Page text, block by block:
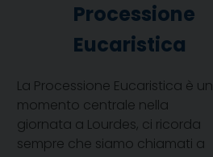
Processione
Eucaristica
La Processione Eucaristica è un
momento centrale nella
giornata a Lourdes, ci ricorda
sempre che siamo chiamati a